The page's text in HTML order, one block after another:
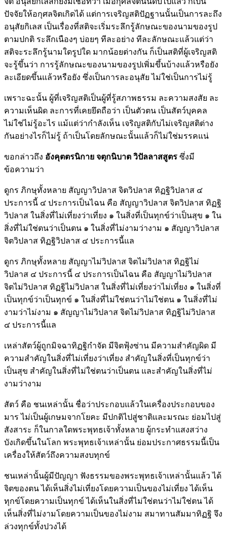
ปัจจัยให้อกุศลจิตเกิดได้ แต่การเจริญสติปัฏฐานนั้นเป็นการละถึง
อนุสัยกิเลส เป็นเรื่องที่สติจะเริ่มระลึกรู้ลักษณะของนามของรูป
ตามปกติ ระลึกเนืองๆ บ่อยๆ ทีละอย่าง ทีละลักษณะแล้วแต่ว่า
สติจะระลึกรู้นามใดรูปใด มากน้อยต่างกัน ก็เป็นสติที่ผู้เจริญสติ
จะรู้ขึ้นว่า การรู้ลักษณะของนามของรูปเพิ่มขึ้นบ้างแล้วหรือยัง
ละเอียดขึ้นแล้วหรือยัง ซึ่งเป็นการละอนุสัย ไม่ใช่เป็นการไม่รู้
เพราะฉะนั้น ผู้ที่เจริญสติเป็นผู้ที่รู้สภาพธรรม ละความสงสัย ละ
ความเห็นผิด ละการที่เคยยึดถือว่า เป็นตัวตน เป็นสัตว์บุคคล
ไม่ใช่ไม่รู้อะไร แม้แต่ว่ากำลังเห็น เจริญสติกับไม่เจริญสติต่าง
กันอย่างไรก็ไม่รู้ ถ้าเป็นโดยลักษณะนั้นแล้วก็ไม่ใช่มรรคแน่
ขอกล่าวถึง อังคุตตรนิกาย จตุกนิบาต วิปัลลาสสูตร ซึ่งมี
ข้อความว่า
ดูกร ภิกษุทั้งหลาย สัญญาวิปลาส จิตวิปลาส ทิฏฐิวิปลาส ๔
ประการนี้ ๔ ประการเป็นไฉน คือ สัญญาวิปลาส จิตวิปลาส ทิฏฐิ
วิปลาส ในสิ่งที่ไม่เที่ยงว่าเที่ยง ๑ ในสิ่งที่เป็นทุกข์ว่าเป็นสุข ๑ ใน
สิ่งที่ไม่ใช่ตนว่าเป็นตน ๑ ในสิ่งที่ไม่งามว่างาม ๑ สัญญาวิปลาส
จิตวิปลาส ทิฏฐิวิปลาส ๔ ประการนี้แล
ดูกร ภิกษุทั้งหลาย สัญญาไม่วิปลาส จิตไม่วิปลาส ทิฏฐิไม่
วิปลาส ๔ ประการนี้ ๔ ประการเป็นไฉน คือ สัญญาไม่วิปลาส
จิตไม่วิปลาส ทิฏฐิไม่วิปลาส ในสิ่งที่ไม่เที่ยงว่าไม่เที่ยง ๑ ในสิ่งที่
เป็นทุกข์ว่าเป็นทุกข์ ๑ ในสิ่งที่ไม่ใช่ตนว่าไม่ใช่ตน ๑ ในสิ่งที่ไม่
งามว่าไม่งาม ๑ สัญญาไม่วิปลาส จิตไม่วิปลาส ทิฏฐิไม่วิปลาส
๔ ประการนี้แล
เหล่าสัตว์ผู้ถูกมิจฉาทิฏฐิกำจัด มีจิตฟุ้งซ่าน มีความสำคัญผิด มี
ความสำคัญในสิ่งที่ไม่เที่ยงว่าเที่ยง สำคัญในสิ่งที่เป็นทุกข์ว่า
เป็นสุข สำคัญในสิ่งที่ไม่ใช่ตนว่าเป็นตน และสำคัญในสิ่งที่ไม่
งามว่างาม
สัตว์ คือ ชนเหล่านั้น ชื่อว่าประกอบแล้วในเครื่องประกอบของ
มาร ไม่เป็นผู้เกษมจากโยคะ มีปกติไปสู่ชาติและมรณะ ย่อมไปสู่
สังสาระ ก็ในกาลใดพระพุทธเจ้าทั้งหลาย ผู้กระทำแสงสว่าง
บังเกิดขึ้นในโลก พระพุทธเจ้าเหล่านั้น ย่อมประกาศธรรมนี้เป็น
เครื่องให้สัตว์ถึงความสงบทุกข์
ชนเหล่านั้นผู้มีปัญญา ฟังธรรมของพระพุทธเจ้าเหล่านั้นแล้ว ได้
จิตของตน ได้เห็นสิ่งไม่เที่ยงโดยความเป็นของไม่เที่ยง ได้เห็น
ทุกข์โดยความเป็นทุกข์ ได้เห็นในสิ่งที่ไม่ใช่ตนว่าไม่ใช่ตน ได้
เห็นสิ่งที่ไม่งามโดยความเป็นของไม่งาม สมาทานสัมมาทิฏฐิ จึง
ล่วงทุกข์ทั้งปวงได้